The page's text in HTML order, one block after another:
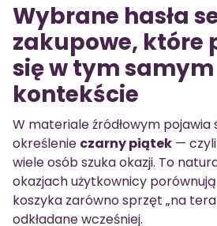
Wybrane hasła
zakupowe, które
się w tym samym
kontekście
W materiale źródłowym pojawia
określenie czarny piątek —
wiele osób szuka okazji. To
okazjach użytkownicy
koszyka zarówno sprzęt „na
odkładane wcześniej.